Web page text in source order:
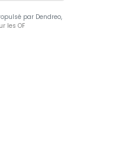
par Dendreo,
les OF